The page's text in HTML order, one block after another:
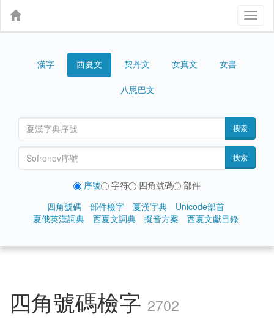
漢字 西夏文 契丹文 女真文 女書
八思巴文
搜索
搜索
序號 字符 四角號碼
部件
四角號碼
部件檢字 夏漢字典
Unicode部首
夏俄英漢詞典
西夏文詞典 擬音方案 西夏文獻目錄
四角號碼檢字 2702